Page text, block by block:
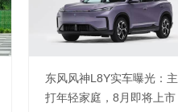
东风风神L8Y实车曝光：主
打年轻家庭，8月即将上市